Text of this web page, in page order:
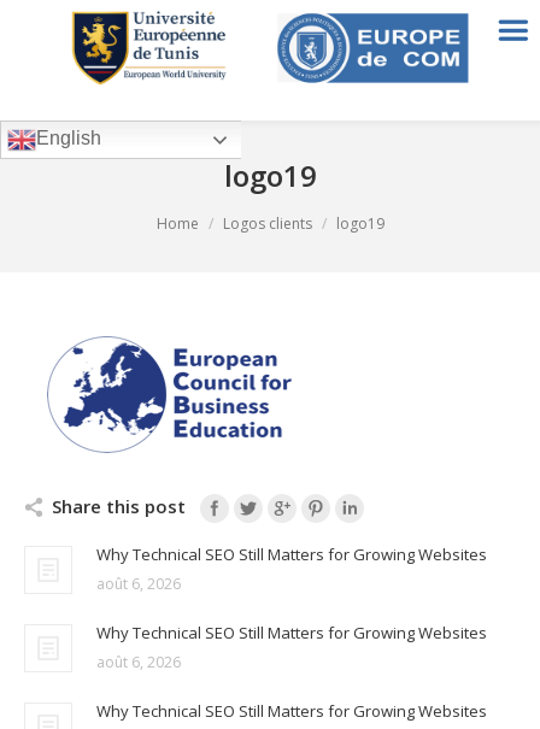
logo19
Home Logos clients logo19
Share this post
Why Technical SEO Still Matters for Growing Websites
août 6, 2026
Why Technical SEO Still Matters for Growing Websites
août 6, 2026
Why Technical SEO Still Matters for Growing Websites
English